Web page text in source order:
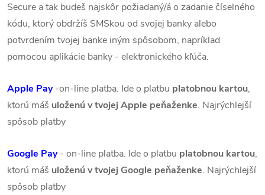
Secure a tak budeš najskôr požiadaný/á o zadanie číselného
kódu, ktorý obdržíš SMSkou od svojej banky alebo
potvrdením tvojej banke iným spôsobom, napríklad
pomocou aplikácie banky - elektronického kľúča.
Apple Pay-on-line platba. Ide o platbu platobnou kartou,
ktorú máš uloženú v tvojej Apple peňaženke. Najrýchlejší
spôsob platby
Google Pay - on-line platba. Ide o platbu platobnou kartou,
ktorú máš uloženú v tvojej Google peňaženke. Najrýchlejší
spôsob platby